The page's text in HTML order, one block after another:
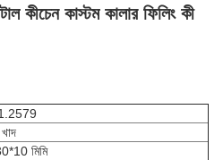
কীচেন কাস্টম কালার ফিলিং কী
মিমি